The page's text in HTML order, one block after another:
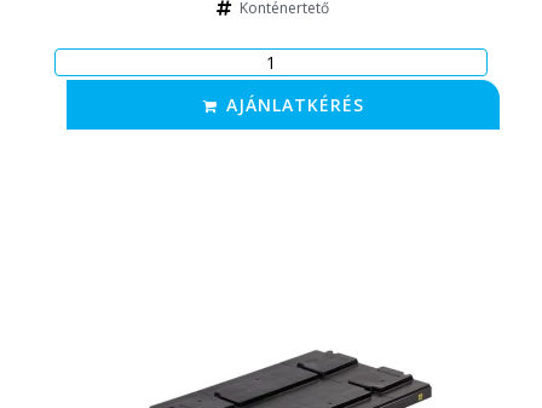
Konténertető
AJÁNLATKÉRÉS